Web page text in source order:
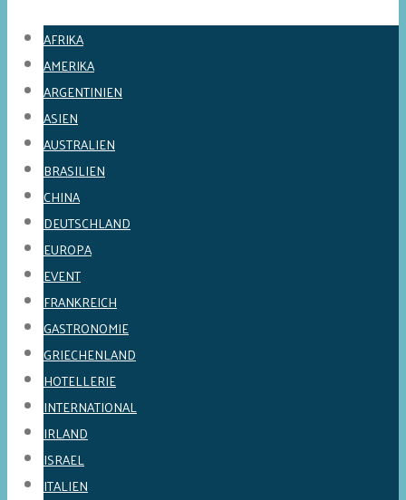
AFRIKA
AMERIKA
ARGENTINIEN
ASIEN
AUSTRALIEN
BRASILIEN
CHINA
DEUTSCHLAND
EUROPA
EVENT
FRANKREICH
GASTRONOMIE
GRIECHENLAND
HOTELLERIE
INTERNATIONAL
IRLAND
ISRAEL
ITALIEN